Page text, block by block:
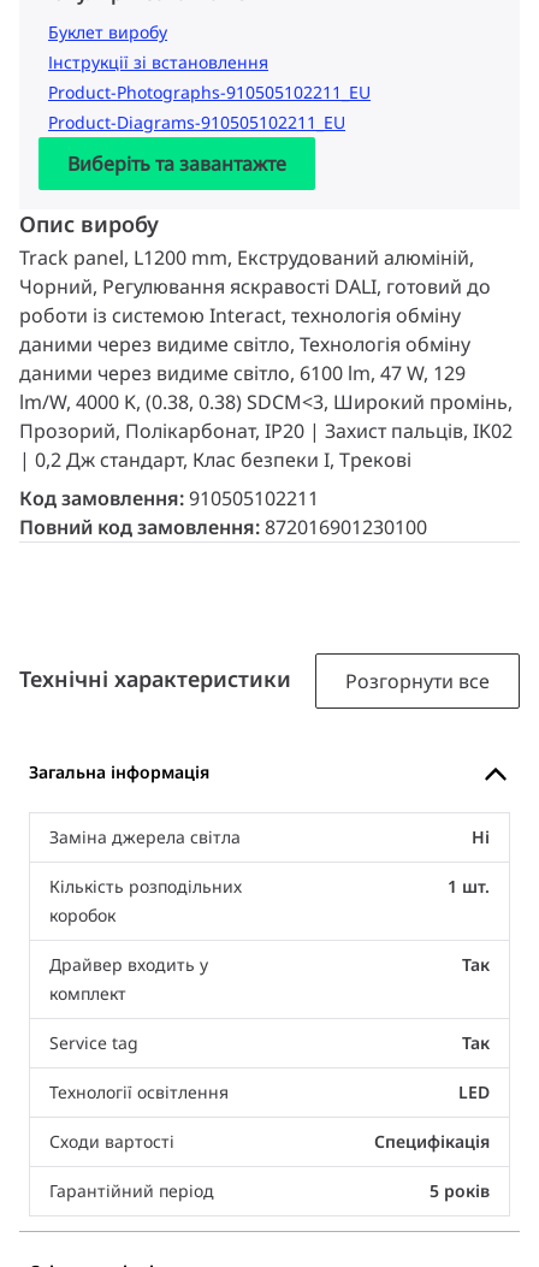
Буклет виробу
Інструкції зі встановлення
Product-Photographs-910505102211_EU
Product-Diagrams-910505102211_EU
Виберіть та завантажте
Опис виробу
Track panel, L1200 mm, Екструдований алюміній,
Чорний, Регулювання яскравості DALI, готовий до
роботи із системою Interact, технологія обміну
даними через видиме світло, Технологія обміну
даними через видиме світло, 6100 lm, 47 W, 129
lm/W, 4000 K, (0.38, 0.38) SDCM<3, Широкий промінь,
Прозорий, Полікарбонат, IP20 | Захист пальців, IK02
| 0,2 Дж стандарт, Клас безпеки I, Трекові
Код замовлення:910505102211
Повний код замовлення:872016901230100
Технічні характеристики Розгорнути все
Загальна інформація
Заміна джерела світла Ні
Кількість розподільних
коробок
1 шт.
Драйвер входить у
комплект
Так
Service tag Так
Технології освітлення LED
Сходи вартості Специфікація
Гарантійний період 5 років